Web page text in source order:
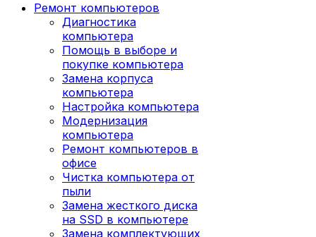
Ремонт компьютеров
Диагностика
компьютера
Помощь в выборе и
покупке компьютера
Замена корпуса
компьютера
Настройка компьютера
Модернизация
компьютера
Ремонт компьютеров в
офисе
Чистка компьютера от
пыли
Замена жесткого диска
на SSD в компьютере
Замена комплектующих